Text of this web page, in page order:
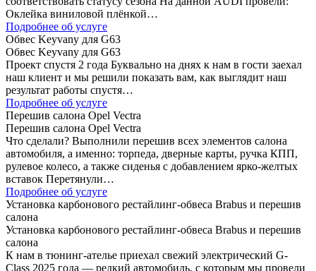
Оклейка виниловой плёнкой…
Подробнее об услуге
Обвес Keyvany для G63
Обвес Keyvany для G63
Проект спустя 2 года Буквально на днях к нам в гости заехал
наш клиент и мы решили показать вам, как выглядит наш
результат работы спустя…
Подробнее об услуге
Перешив салона Opel Vectra
Перешив салона Opel Vectra
Что сделали? Выполнили перешив всех элементов салона
автомобиля, а именно: торпеда, дверные карты, ручка КПП,
рулевое колесо, а также сиденья с добавлением ярко-желтых
вставок Перетянули…
Подробнее об услуге
Установка карбонового рестайлинг-обвеса Brabus и перешив
салона
Установка карбонового рестайлинг-обвеса Brabus и перешив
салона
К нам в тюнинг-ателье приехал свежий электрический G-
Class 2025 года — редкий автомобиль, с которым мы провели